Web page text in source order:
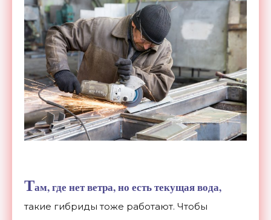
Там, где нет ветра, но есть текущая вода,
такие гибриды тоже работают. Чтобы